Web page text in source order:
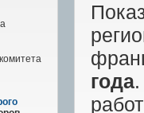
года